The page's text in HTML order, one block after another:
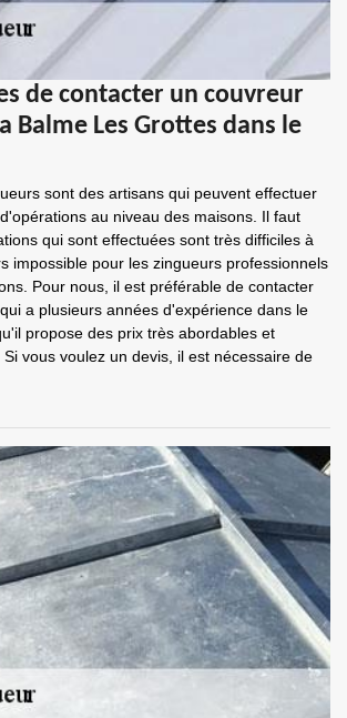
de contacter un couvreur
Balme Les Grottes dans le
sont des artisans qui peuvent effectuer
au niveau des maisons. Il faut
qui sont effectuées sont très difficiles à
impossible pour les zingueurs professionnels
Pour nous, il est préférable de contacter
a plusieurs années d'expérience dans le
propose des prix très abordables et
vous voulez un devis, il est nécessaire de